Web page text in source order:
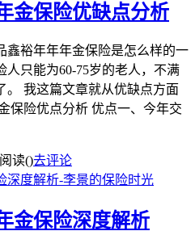
金保险优缺点分析
鑫裕年年年金保险是怎么样的一
只能为60-75岁的老人，不满
。 我这篇文章就从优缺点方面
保险优点分析 优点一、今年交
阅读()去评论
金保险深度解析